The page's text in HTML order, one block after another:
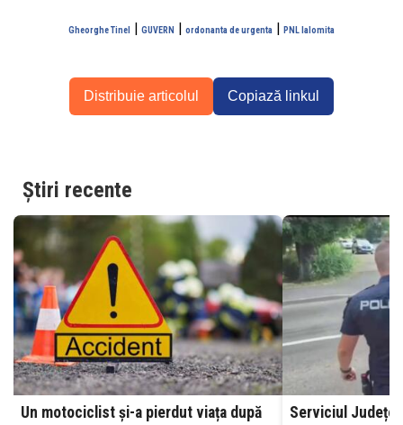
Gheorghe Tinel | GUVERN | ordonanta de urgenta | PNL Ialomita
Distribuie articolul Copiază linkul
Știri recente
Un motociclist și-a pierdut viața după
Serviciul